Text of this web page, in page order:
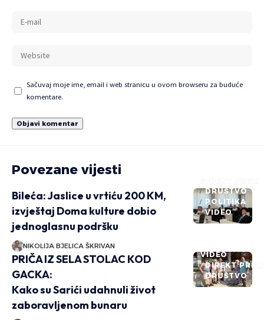
Sačuvaj moje ime, email i web stranicu u ovom browseru za buduće
komentare.
Povezane vijesti
DRUŠTVO
POLITIKA
VIDEO
Bileća: Jaslice u vrtiću 200 KM,
izvještaj Doma kulture dobio
jednoglasnu podršku
NIKOLIJA BJELICA ŠKRIVAN
VIDEO
DIREKT PRIČE
DRUŠTVO
PRIČA IZ SELA STOLAC KOD
GACKA:
Kako su Sarići udahnuli život
zaboravljenom bunaru